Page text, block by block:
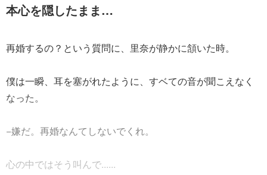
本心を隠したまま…
再婚するの？という質問に、里奈が静かに頷いた時。
僕は一瞬、耳を塞がれたように、すベての音が聞こえなく
なった。
−嫌だ。再婚なんてしないでくれ。
心の中ではそう叫んで......